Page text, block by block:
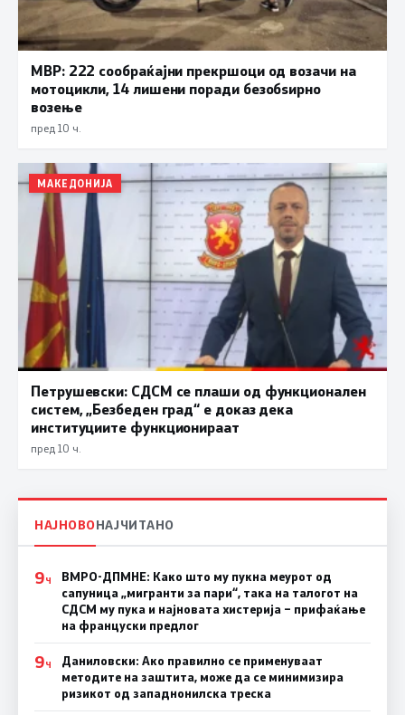
МВР: 222 сообраќајни прекршоци од возачи на
мотоцикли, 14 лишени поради безобѕирно
возење
пред 10 ч.
МАКЕДОНИЈА
Петрушевски: СДСМ се плаши од функционален
систем, „Безбеден град“ е доказ дека
институциите функционираат
пред 10 ч.
НАЈНОВОНАЈЧИТАНО
9Ч
ВМРО-ДПМНЕ: Како што му пукна меурот од
сапуница „мигранти за пари“, така на талогот на
СДСМ му пука и најновата хистерија – прифаќање
на француски предлог
9Ч
Даниловски: Ако правилно се применуваат
методите на заштита, може да се минимизира
ризикот од западнонилска треска